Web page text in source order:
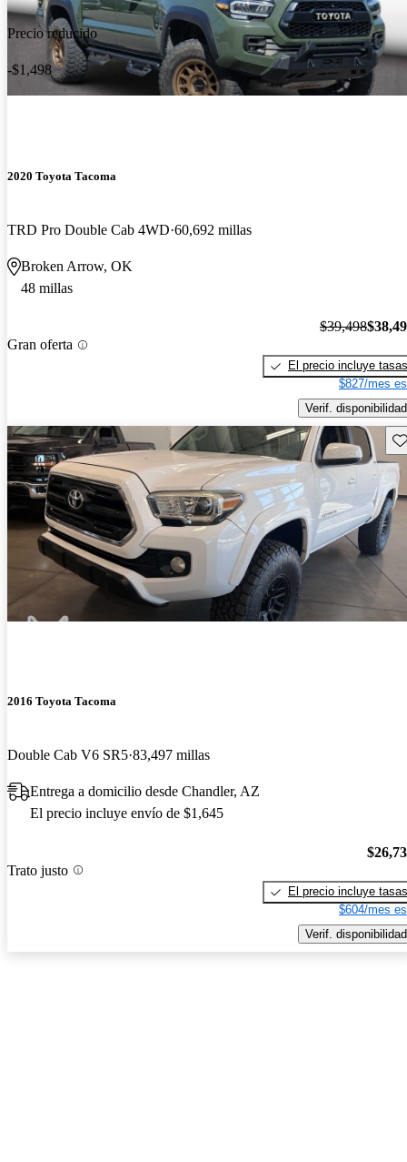
Precio reducido
-$1,498
2020 Toyota Tacoma
TRD Pro Double Cab 4WD 60,692 millas
Broken Arrow, OK
48 millas
Gran oferta
$39,498
El precio incluye tasas
$827/mes
Verif. disponibilidad
2016 Toyota Tacoma
Double Cab V6 SR5 83,497 millas
Entrega a domicilio desde Chandler, AZ
El precio incluye envío de $1,645
Trato justo
El precio incluye tasas
$604/mes
Verif. disponibilidad